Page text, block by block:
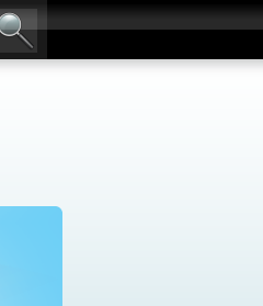
и наркомании